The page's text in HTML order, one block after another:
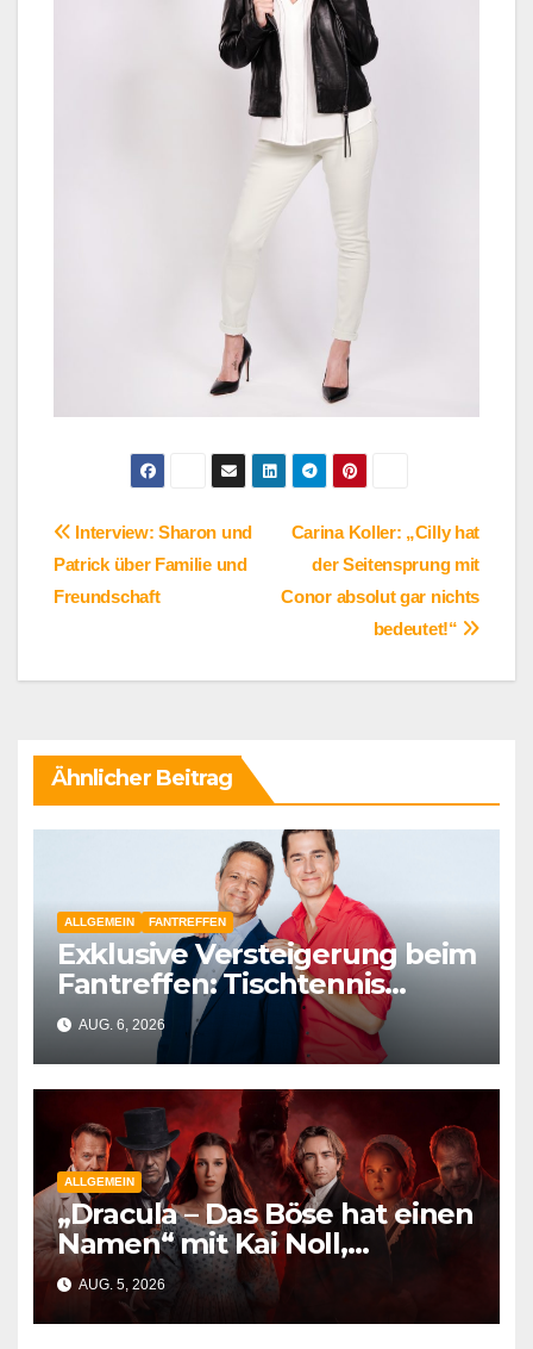
Beitragsnavigation
Carina Koller: „Cilly hat
der Seitensprung mit
Conor absolut gar nichts
bedeutet!“
Interview: Sharon und
Patrick über Familie und
Freundschaft
Ähnlicher Beitrag
ALLGEMEIN FANTREFFEN
Exklusive Versteigerung beim
Fantreffen: Tischtennis
spielen mit Jens Hajek und
Timothy Boldt für den guten
Zweck
AUG. 6, 2026
ALLGEMEIN
„Dracula – Das Böse hat einen
Namen“ mit Kai Noll,
Jonathan Elias Weiske und
Dustin Semmelrogge
AUG. 5, 2026